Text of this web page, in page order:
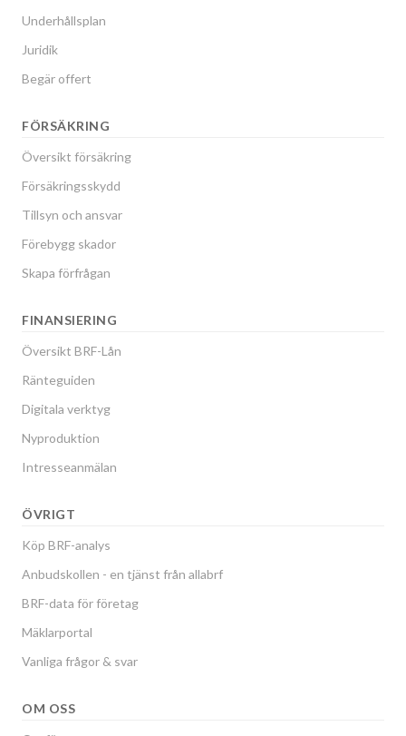
Underhållsplan
Juridik
Begär offert
FÖRSÄKRING
Översikt försäkring
Försäkringsskydd
Tillsyn och ansvar
Förebygg skador
Skapa förfrågan
FINANSIERING
Översikt BRF-Lån
Ränteguiden
Digitala verktyg
Nyproduktion
Intresseanmälan
ÖVRIGT
Köp BRF-analys
Anbudskollen - en tjänst från allabrf
BRF-data för företag
Mäklarportal
Vanliga frågor & svar
OM OSS